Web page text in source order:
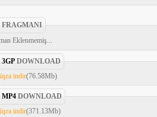
FRAGMANI
Eklenmemiş...
3GP DOWNLOAD
indir(76.58Mb)
MP4 DOWNLOAD
indir(371.13Mb)